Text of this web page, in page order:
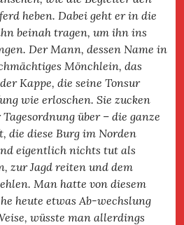
heben. Dabei geht er in die
beinah tragen, um ihn ins
Der Mann, dessen Name in
Mönchlein, das
Kappe, die seine Tonsur
wie erloschen. Sie zucken
über – die ganze
diese Burg im Norden
eigentlich nichts tut als
zur Jagd reiten und dem
Man hatte von diesem
heute etwas Ab-wechslung
wüsste man allerdings